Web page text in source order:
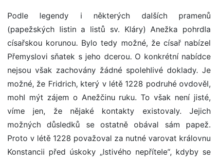
Podle legendy i některých dalších pramenů
(papežských listin a listů sv. Kláry) Anežka pohrdla
císařskou korunou. Bylo tedy možné, že císař nabízel
Přemyslovi sňatek s jeho dcerou. O konkrétní nabídce
nejsou však zachovány žádné spolehlivé doklady. Je
možné, že Fridrich, který v létě 1228 podruhé ovdověl,
mohl mýt zájem o Anežčinu ruku. To však není jisté,
víme jen, že nějaké kontakty existovaly. Jejich
možných důsledků se ostatně obával sám papež.
Proto v létě 1228 považoval za nutné varovat královnu
Konstancii před úskoky „lstivého nepřítele“, kdyby se